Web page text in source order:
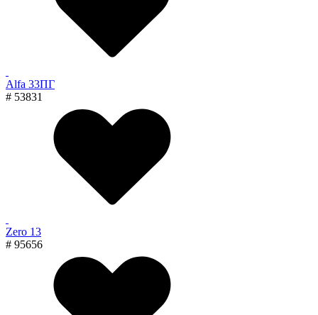
Alfa 33ПГ
# 53831
Zero 13
# 95656